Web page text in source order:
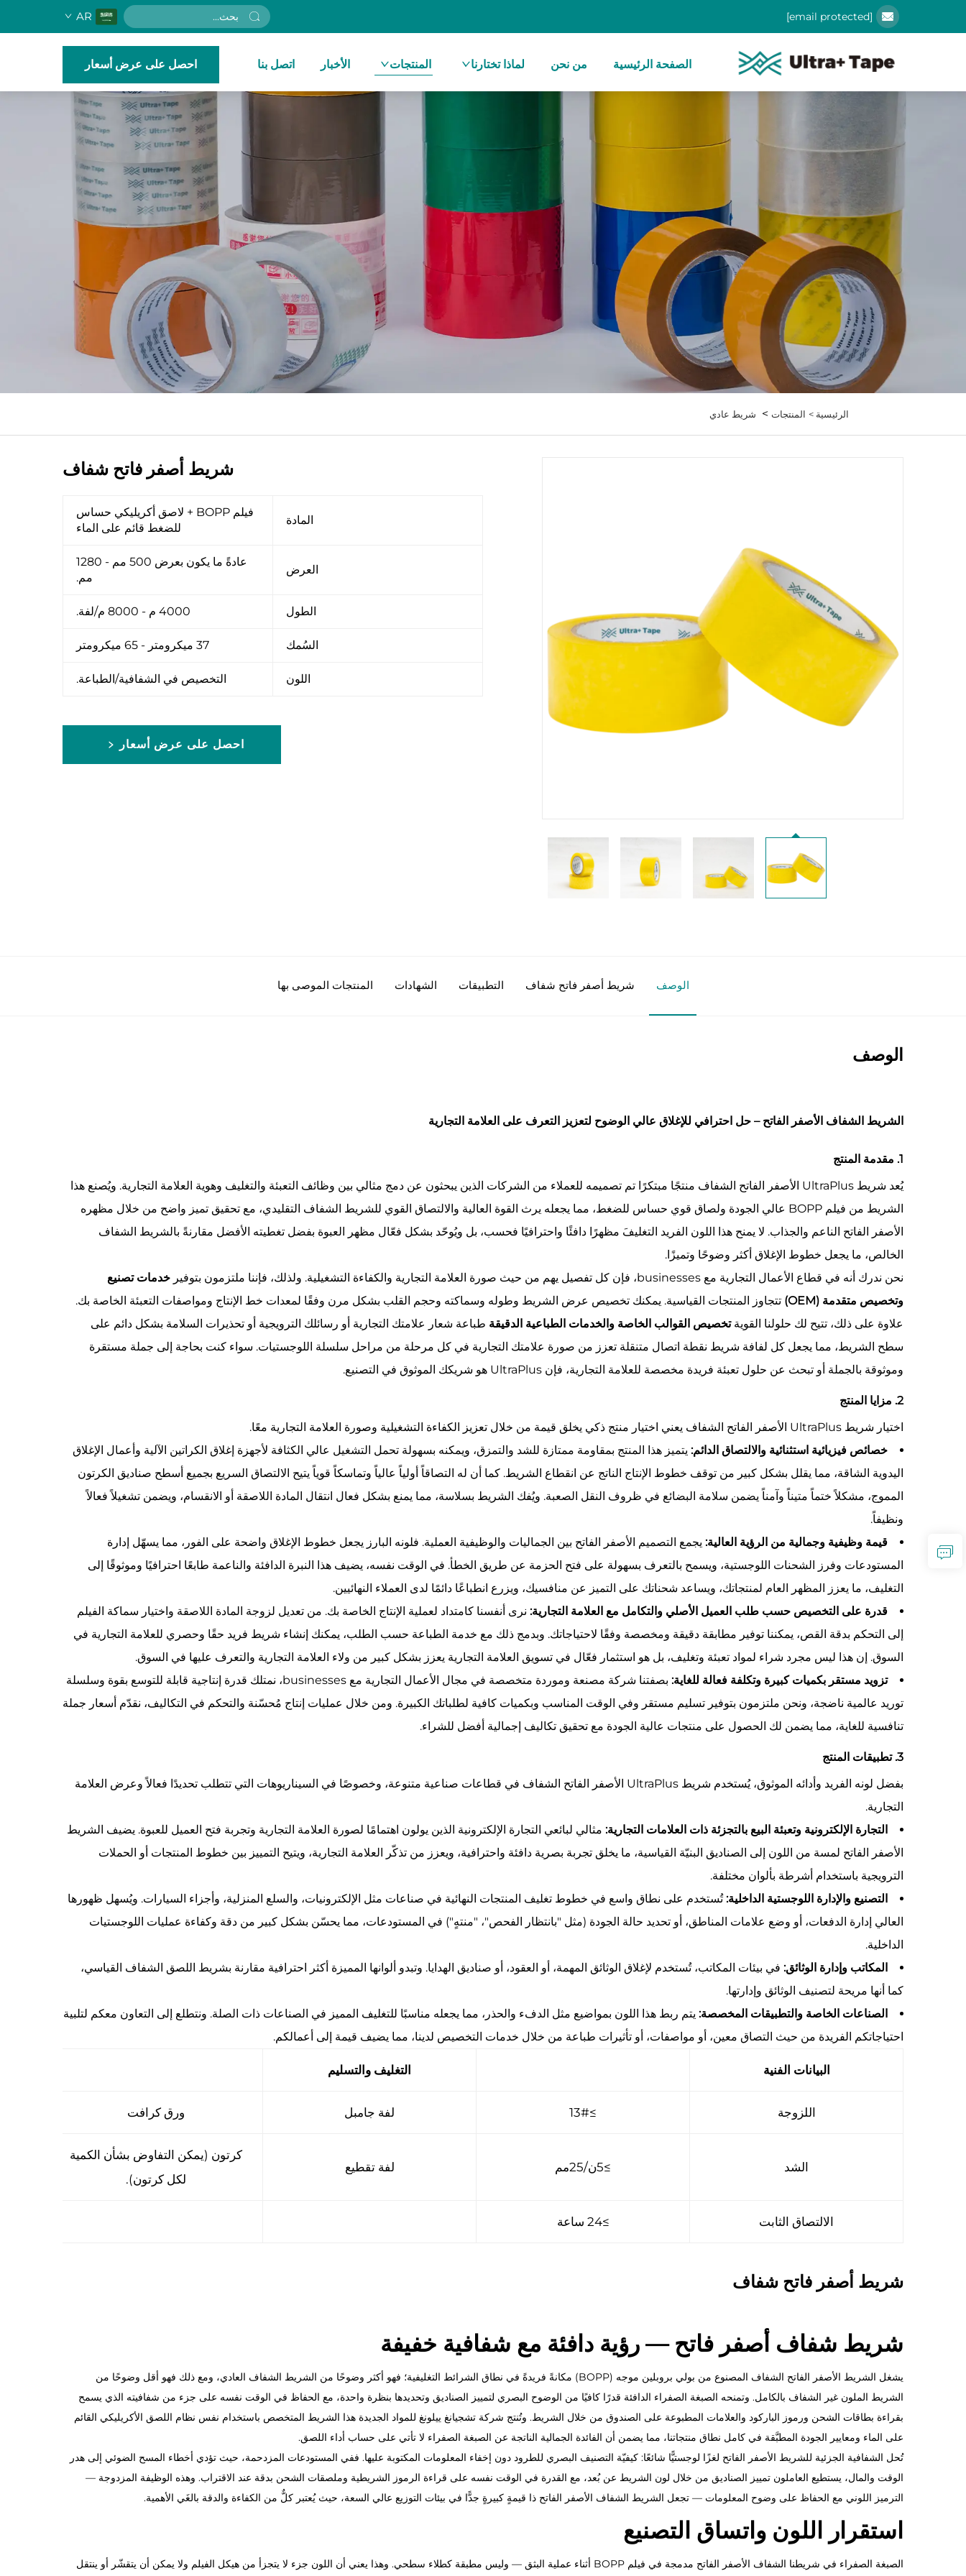
[email protected]
AR
الصفحة الرئيسية من نحن لماذا تختارنا المنتجات الأخبار اتصل بنا احصل على عرض أسعار
الرئيسية > المنتجات> شريط عادي
شريط أصفر فاتح شفاف
المادة
فيلم BOPP + لاصق أكريليكي حساس
للضغط قائم على الماء
العرض
عادةً ما يكون بعرض 500 مم - 1280
مم.
الطول 4000 م - 8000 م/لفة.
السُمك 37 ميكرومتر - 65 ميكرومتر
اللون التخصيص في الشفافية/الطباعة.
احصل على عرض أسعار
الوصف شريط أصفر فاتح شفاف التطبيقات الشهادات المنتجات الموصى بها
الوصف
الشريط الشفاف الأصفر الفاتح – حل احترافي للإغلاق عالي الوضوح لتعزيز التعرف على العلامة التجارية
1. مقدمة المنتج
يُعد شريط UltraPlus الأصفر الفاتح الشفاف منتجًا مبتكرًا تم تصميمه للعملاء من الشركات الذين يبحثون عن دمج مثالي بين وظائف التعبئة والتغليف وهوية العلامة التجارية. ويُصنع هذا
الشريط من فيلم BOPP عالي الجودة ولصاق قوي حساس للضغط، مما يجعله يرث القوة العالية والالتصاق القوي للشريط الشفاف التقليدي، مع تحقيق تميز واضح من خلال مظهره
الأصفر الفاتح الناعم والجذاب. لا يمنح هذا اللون الفريد التغليفَ مظهرًا دافئًا واحترافيًا فحسب، بل ويُوحّد بشكل فعّال مظهر العبوة بفضل تغطيته الأفضل مقارنةً بالشريط الشفاف
الخالص، ما يجعل خطوط الإغلاق أكثر وضوحًا وتميزًا.
نحن ندرك أنه في قطاع الأعمال التجارية مع businesses، فإن كل تفصيل يهم من حيث صورة العلامة التجارية والكفاءة التشغيلية. ولذلك، فإننا ملتزمون بتوفير
خدمات تصنيع
وتخصيص متقدمة (OEM)
تتجاوز المنتجات القياسية. يمكنك تخصيص عرض الشريط وطوله وسماكته وحجم القلب بشكل مرن وفقًا لمعدات خط الإنتاج ومواصفات التعبئة الخاصة بك.
علاوة على ذلك، تتيح لك حلولنا القويةتخصيص القوالب الخاصة والخدمات الطباعية الدقيقة طباعة شعار علامتك التجارية أو رسائلك الترويجية أو تحذيرات السلامة بشكل دائم على
سطح الشريط، مما يجعل كل لفافة شريط نقطة اتصال متنقلة تعزز من صورة علامتك التجارية في كل مرحلة من مراحل سلسلة اللوجستيات. سواء كنت بحاجة إلى جملة مستقرة
وموثوقة بالجملة أو تبحث عن حلول تعبئة فريدة مخصصة للعلامة التجارية، فإن UltraPlus هو شريكك الموثوق في التصنيع.
2. مزايا المنتج
اختيار شريط UltraPlus الأصفر الفاتح الشفاف يعني اختيار منتج ذكي يخلق قيمة من خلال تعزيز الكفاءة التشغيلية وصورة العلامة التجارية معًا.
خصائص فيزيائية استثنائية والالتصاق الدائم: يتميز هذا المنتج بمقاومة ممتازة للشد والتمزق، ويمكنه بسهولة تحمل التشغيل عالي الكثافة لأجهزة إغلاق الكراتين الآلية وأعمال الإغلاق
اليدوية الشاقة، مما يقلل بشكل كبير من توقف خطوط الإنتاج الناتج عن انقطاع الشريط. كما أن له التصاقاً أولياً عالياً وتماسكاً قوياً يتيح الالتصاق السريع بجميع أسطح صناديق الكرتون
المموج، مشكلاً ختماً متيناً وآمناً يضمن سلامة البضائع في ظروف النقل الصعبة. ويُفك الشريط بسلاسة، مما يمنع بشكل فعال انتقال المادة اللاصقة أو الانقسام، ويضمن تشغيلاً فعالاً
ونظيفاً.
قيمة وظيفية وجمالية من الرؤية العالية: يجمع التصميم الأصفر الفاتح بين الجماليات والوظيفية العملية. فلونه البارز يجعل خطوط الإغلاق واضحة على الفور، مما يسهّل إدارة
المستودعات وفرز الشحنات اللوجستية، ويسمح بالتعرف بسهولة على فتح الحزمة عن طريق الخطأ. في الوقت نفسه، يضيف هذا النبرة الدافئة والناعمة طابعًا احترافيًا وموثوقًا إلى
التغليف، ما يعزز المظهر العام لمنتجاتك، ويساعد شحناتك على التميز عن منافسيك، ويزرع انطباعًا دائمًا لدى العملاء النهائيين.
قدرة على التخصيص حسب طلب العميل الأصلي والتكامل مع العلامة التجارية: نرى أنفسنا كامتداد لعملية الإنتاج الخاصة بك. من تعديل لزوجة المادة اللاصقة واختيار سماكة الفيلم
إلى التحكم بدقة القص، يمكننا توفير مطابقة دقيقة ومخصصة وفقًا لاحتياجاتك. وبدمج ذلك مع خدمة الطباعة حسب الطلب، يمكنك إنشاء شريط فريد حقًا وحصري للعلامة التجارية في
السوق. إن هذا ليس مجرد شراء لمواد تعبئة وتغليف، بل هو استثمار فعّال في تسويق العلامة التجارية يعزز بشكل كبير من ولاء العلامة التجارية والتعرف عليها في السوق.
تزويد مستقر بكميات كبيرة وتكلفة فعالة للغاية:
بصفتنا شركة مصنعة وموردة متخصصة في مجال الأعمال التجارية مع businesses، نمتلك قدرة إنتاجية قابلة للتوسع بقوة وسلسلة
توريد عالمية ناضجة، ونحن ملتزمون بتوفير تسليم مستقر وفي الوقت المناسب وبكميات كافية لطلباتك الكبيرة. ومن خلال عمليات إنتاج مُحسّنة والتحكم في التكاليف، نقدّم أسعار جملة
تنافسية للغاية، مما يضمن لك الحصول على منتجات عالية الجودة مع تحقيق تكاليف إجمالية أفضل للشراء.
3. تطبيقات المنتج
بفضل لونه الفريد وأدائه الموثوق، يُستخدم شريط UltraPlus الأصفر الفاتح الشفاف في قطاعات صناعية متنوعة، وخصوصًا في السيناريوهات التي تتطلب تحديدًا فعالاً وعرض العلامة
التجارية.
التجارة الإلكترونية وتعبئة البيع بالتجزئة ذات العلامات التجارية: مثالي لبائعي التجارة الإلكترونية الذين يولون اهتمامًا لصورة العلامة التجارية وتجربة فتح العميل للعبوة. يضيف الشريط
الأصفر الفاتح لمسة من اللون إلى الصناديق البنيّة القياسية، ما يخلق تجربة بصرية دافئة واحترافية، ويعزز من تذكّر العلامة التجارية، ويتيح التمييز بين خطوط المنتجات أو الحملات
الترويجية باستخدام أشرطة بألوان مختلفة.
التصنيع والإدارة اللوجستية الداخلية:تُستخدم على نطاق واسع في خطوط تغليف المنتجات النهائية في صناعات مثل الإلكترونيات، والسلع المنزلية، وأجزاء السيارات. ويُسهل ظهورها
العالي إدارة الدفعات، أو وضع علامات المناطق، أو تحديد حالة الجودة (مثل "بانتظار الفحص"، "منتهٍ") في المستودعات، مما يحسّن بشكل كبير من دقة وكفاءة عمليات اللوجستيات
الداخلية.
المكاتب وإدارة الوثائق: في بيئات المكاتب، تُستخدم لإغلاق الوثائق المهمة، أو العقود، أو صناديق الهدايا. وتبدو ألوانها المميزة أكثر احترافية مقارنة بشريط اللصق الشفاف القياسي،
كما أنها مريحة لتصنيف الوثائق وإدارتها.
الصناعات الخاصة والتطبيقات المخصصة: يتم ربط هذا اللون بمواضيع مثل الدفء والحذر، مما يجعله مناسبًا للتغليف المميز في الصناعات ذات الصلة. ونتطلع إلى التعاون معكم لتلبية
احتياجاتكم الفريدة من حيث التصاق معين، أو مواصفات، أو تأثيرات طباعة من خلال خدمات التخصيص لدينا، مما يضيف قيمة إلى أعمالكم.
البيانات الفنية التغليف والتسليم
اللزوجة ≥13# لفة جامبل ورق كرافت
الشد ≥5ن/25مم لفة تقطيع
كرتون (يمكن التفاوض بشأن الكمية
لكل كرتون).
الالتصاق الثابت ≥24 ساعة
شريط أصفر فاتح شفاف
شريط شفاف أصفر فاتح — رؤية دافئة مع شفافية خفيفة
يشغل الشريط الأصفر الفاتح الشفاف المصنوع من بولي بروبلين موجه (BOPP) مكانةً فريدةً في نطاق الشرائط التغليفية؛ فهو أكثر وضوحًا من الشريط الشفاف العادي، ومع ذلك فهو أقل وضوحًا من
الشريط الملون غير الشفاف بالكامل. وتمنحه الصبغة الصفراء الدافئة قدرًا كافيًا من الوضوح البصري لتمييز الصناديق وتحديدها بنظرة واحدة، مع الحفاظ في الوقت نفسه على جزء من شفافيته الذي يسمح
بقراءة بطاقات الشحن ورموز الباركود والعلامات المطبوعة على الصندوق من خلال الشريط. وتُنتج شركة تشجيانغ ييلونغ للمواد الجديدة هذا الشريط المتخصص باستخدام نفس نظام اللصق الأكريليكي القائم
على الماء ومعايير الجودة المطبَّقة في كامل نطاق منتجاتنا، مما يضمن أن الفائدة الجمالية الناتجة عن الصبغة الصفراء لا تأتي على حساب أداء اللصق.
تُحل الشفافية الجزئية للشريط الأصفر الفاتح لغزًا لوجستيًّا شائعًا: كيفيّة التصنيف البصري للطرود دون إخفاء المعلومات المكتوبة عليها. ففي المستودعات المزدحمة، حيث تؤدي أخطاء المسح الضوئي إلى هدر
الوقت والمال، يستطيع العاملون تمييز الصناديق من خلال لون الشريط عن بُعد، مع القدرة في الوقت نفسه على قراءة الرموز الشريطية وملصقات الشحن بدقة عند الاقتراب. وهذه الوظيفة المزدوجة —
الترميز اللوني مع الحفاظ على وضوح المعلومات — تجعل الشريط الشفاف الأصفر الفاتح ذا قيمةٍ كبيرةٍ جدًّا في بيئات التوزيع عالي السعة، حيث يُعتبر كلٌّ من الكفاءة والدقة بالغَي الأهمية.
استقرار اللون واتساق التصنيع
الصبغة الصفراء في شريطنا الشفاف الأصفر الفاتح مدمجة في فيلم BOPP أثناء عملية البثق — وليس مطبقة كطلاء سطحي. وهذا يعني أن اللون جزء لا يتجزأ من هيكل الفيلم ولا يمكن أن يتقشّر أو ينتقل